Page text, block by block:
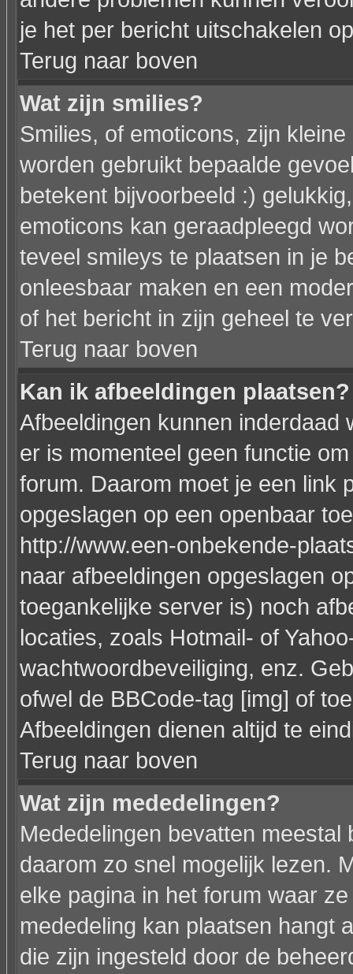
je het per bericht uitschakelen
Terug naar boven
Wat zijn smilies?
Smilies, of emoticons, zijn
worden gebruikt bepaalde
betekent bijvoorbeeld :)
emoticons kan geraadpleegd
teveel smileys te plaatsen in je
onleesbaar maken en een
of het bericht in zijn geheel te
Terug naar boven
Kan ik afbeeldingen plaatsen?
Afbeeldingen kunnen inderdaad
er is momenteel geen functie
forum. Daarom moet je een link
opgeslagen op een openbaar
http://www.een-onbekende-
naar afbeeldingen opgeslagen
toegankelijke server is) noch
locaties, zoals Hotmail- of
wachtwoordbeveiliging, enz.
ofwel de BBCode-tag [img] of
Afbeeldingen dienen altijd te
Terug naar boven
Wat zijn mededelingen?
Mededelingen bevatten
daarom zo snel mogelijk lezen.
elke pagina in het forum waar
mededeling kan plaatsen hangt
die zijn ingesteld door de